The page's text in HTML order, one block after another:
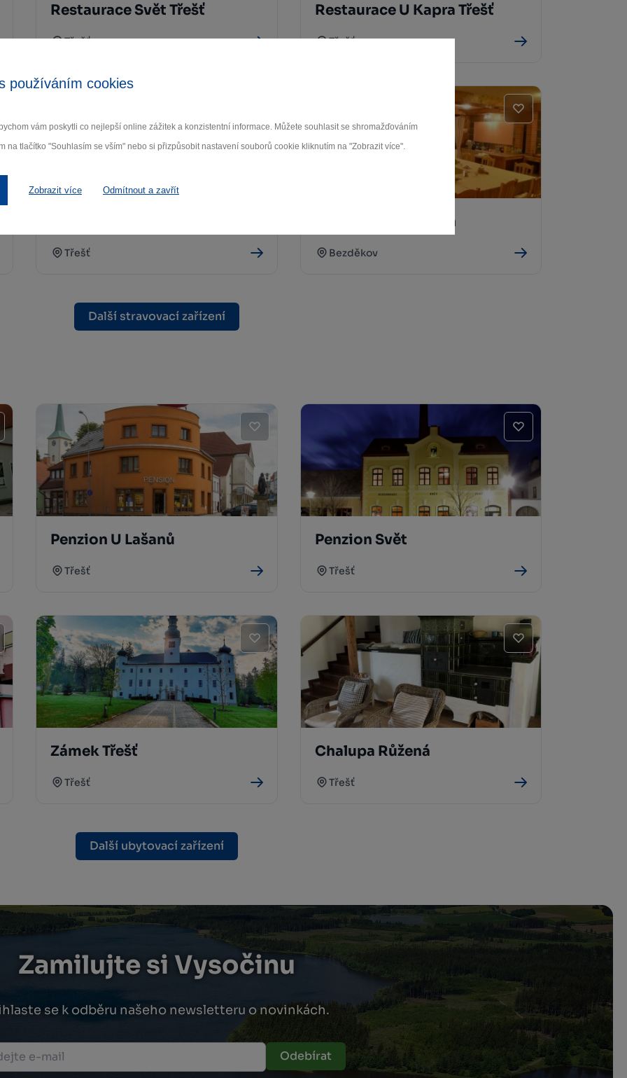
používáním cookies
vám poskytli co nejlepší online zážitek a konzistentní informace. Můžete souhlasit se shromažďováním
na tlačítko "Souhlasím se vším" nebo si přizpůsobit nastavení souborů cookie kliknutím na "Zobrazit více".
Zobrazit více Odmítnout a zavřít
Restaurace Svět Třešť
Třešť
Restaurace U Kapra Třešť
Třešť
Třešť
Restaurace QRanch
Bezděkov
Další stravovací zařízení
Penzion U Lašanů
Třešť
Penzion Svět
Třešť
Zámek Třešť
Třešť
Chalupa Růžená
Třešť
Další ubytovací zařízení
Zamilujte si Vysočinu
se k odběru našeho newsletteru o novinkách.
Odebírat